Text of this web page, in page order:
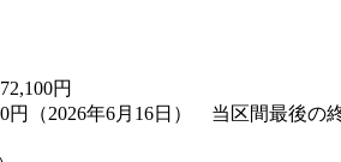
72,100円
（2026年6月16日） 当区間最後の